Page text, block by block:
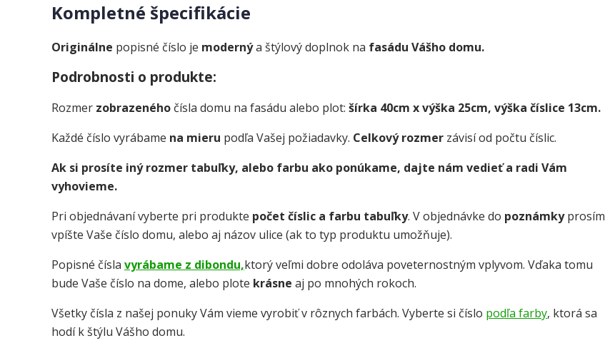
Kompletné špecifikácie
Originálne popisné číslo je modernýa štýlový doplnok na fasádu Vášho domu.
Podrobnosti o produkte:
Rozmer zobrazeného čísla domu na fasádu alebo plot: šírka 40cm x výška 25cm, výška číslice 13cm.
Každé číslo vyrábame na mieru podľa Vašej požiadavky. Celkový rozmer závisí od počtu číslic.
Ak si prosíte iný rozmer tabuľky, alebo farbu ako ponúkame, dajte nám vedieť a radi Vám
vyhovieme.
Pri objednávaní vyberte pri produkte počet číslic a farbu tabuľky. V objednávke do poznámkyprosím
vpíšte Vaše číslo domu, alebo aj názov ulice (ak to typ produktu umožňuje).
Popisné čísla vyrábame z dibondu,ktorý veľmi dobre odoláva poveternostným vplyvom. Vďaka tomu
bude Vaše číslo na dome, alebo plote krásne aj po mnohých rokoch.
Všetky čísla z našej ponuky Vám vieme vyrobiť v rôznych farbách. Vyberte si číslo podľa farby, ktorá sa
hodí k štýlu Vášho domu.